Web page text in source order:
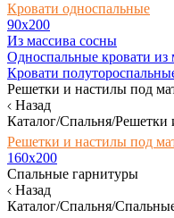
Кровати односпальные
90х200
Из массива сосны
Односпальные кровати из
Кровати
Решетки и настилы под
Назад
Каталог/Спальня/Решетки
Решетки и настилы под
160х200
Спальные гарнитуры
Назад
Каталог/Спальня/